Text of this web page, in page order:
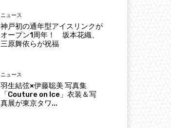
ニュース
神戸初の通年型アイスリンクが
オープン1周年！ 坂本花織、
三原舞依らが祝福
ニュース
羽生結弦×伊藤聡美 写真集
「Couture on Ice」衣装＆写
真展が東京タワ...